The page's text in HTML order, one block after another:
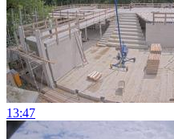
13:47